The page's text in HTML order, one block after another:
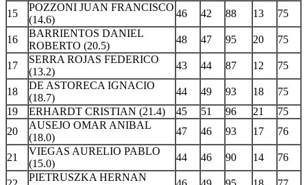
15
POZZONI JUAN FRANCISCO
(14.6)
46 42 88 13 75
16
BARRIENTOS DANIEL
ROBERTO (20.5)
48 47 95 20 75
17
SERRA ROJAS FEDERICO
(13.2)
43 44 87 12 75
18
DE ASTORECA IGNACIO
(18.7)
44 49 93 18
75
19
ERHARDT CRISTIAN (21.4) 45 51 96 21
75
20
AUSEJO OMAR ANIBAL
(18.0)
47 46 93 17 76
21
VIEGAS AURELIO PABLO
(15.0)
44 46 90 14 76
PIETRUSZKA HERNAN